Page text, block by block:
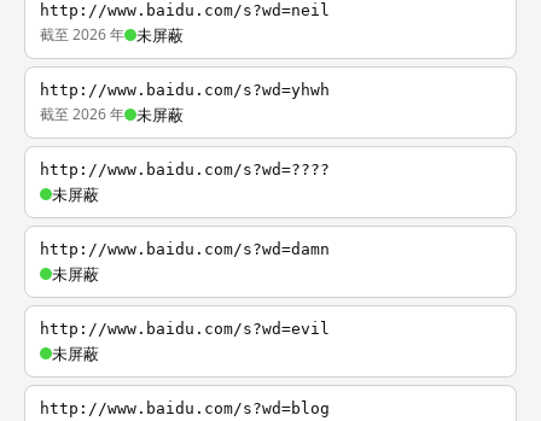
http://www.baidu.com/s?wd=neil
截至 2026 年 未屏蔽
http://www.baidu.com/s?wd=yhwh
截至 2026 年 未屏蔽
http://www.baidu.com/s?wd=????
未屏蔽
http://www.baidu.com/s?wd=damn
未屏蔽
http://www.baidu.com/s?wd=evil
未屏蔽
http://www.baidu.com/s?wd=blog